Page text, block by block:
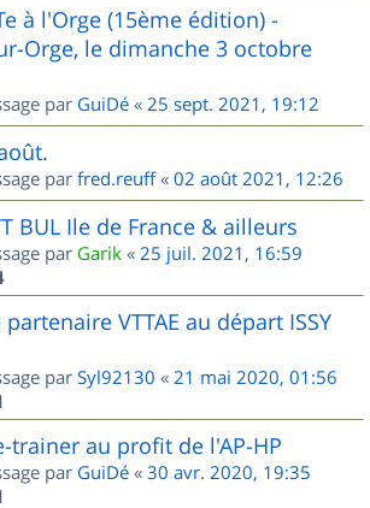
à l'Orge (15ème édition) -
Orge, le dimanche 3 octobre
par GuiDé « 25 sept. 2021, 19:12
par fred.reuff« 02 août 2021, 12:26
BUL Ile de France & ailleurs
par Garik « 25 juil. 2021, 16:59
VTTAE au départ ISSY
par Syl92130 « 21 mai 2020, 01:56
trainer au profit de l'AP-HP
par GuiDé « 30 avr. 2020, 19:35